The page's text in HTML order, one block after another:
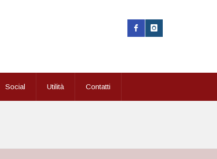
Social Utilità Contatti